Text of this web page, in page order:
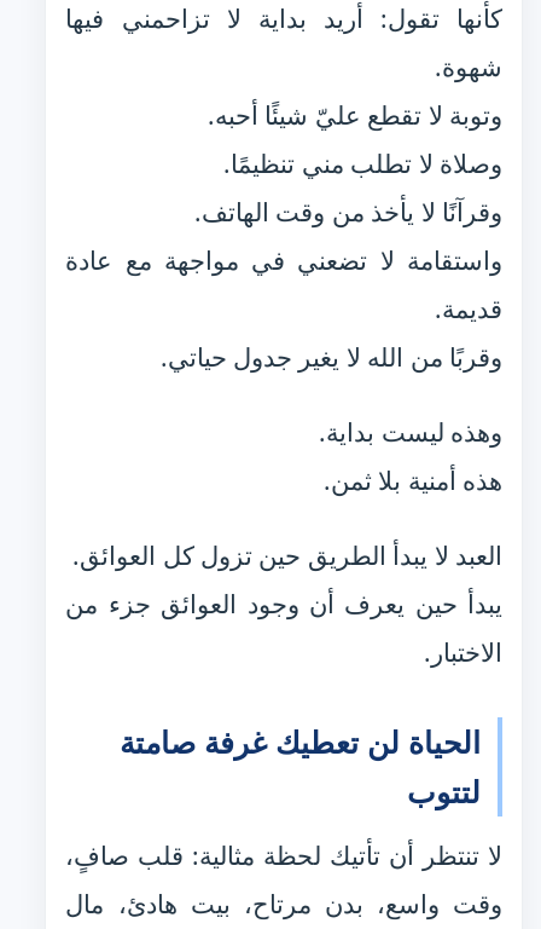
كأنها تقول: أريد بداية لا تزاحمني فيها
شهوة.
وتوبة لا تقطع عليّ شيئًا أحبه.
وصلاة لا تطلب مني تنظيمًا.
وقرآنًا لا يأخذ من وقت الهاتف.
واستقامة لا تضعني في مواجهة مع عادة
قديمة.
وقربًا من الله لا يغير جدول حياتي.
وهذه ليست بداية.
هذه أمنية بلا ثمن.
العبد لا يبدأ الطريق حين تزول كل العوائق.
يبدأ حين يعرف أن وجود العوائق جزء من
الاختبار.
الحياة لن تعطيك غرفة صامتة
لتتوب
لا تنتظر أن تأتيك لحظة مثالية: قلب صافٍ،
وقت واسع، بدن مرتاح، بيت هادئ، مال